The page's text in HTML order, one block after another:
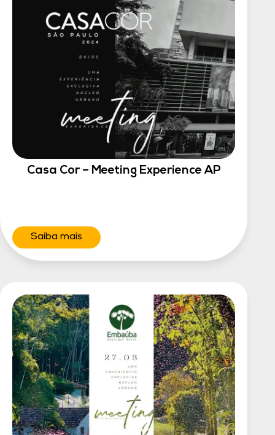
Casa Cor – Meeting Experience AP
Saiba mais